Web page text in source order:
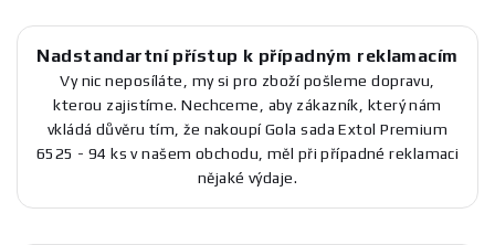
Nadstandartní přístup k případným reklamacím
Vy nic neposíláte, my si pro zboží pošleme dopravu,
kterou zajistíme. Nechceme, aby zákazník, který nám
vkládá důvěru tím, že nakoupí Gola sada Extol Premium
6525 - 94 ks v našem obchodu, měl při případné reklamaci
nějaké výdaje.